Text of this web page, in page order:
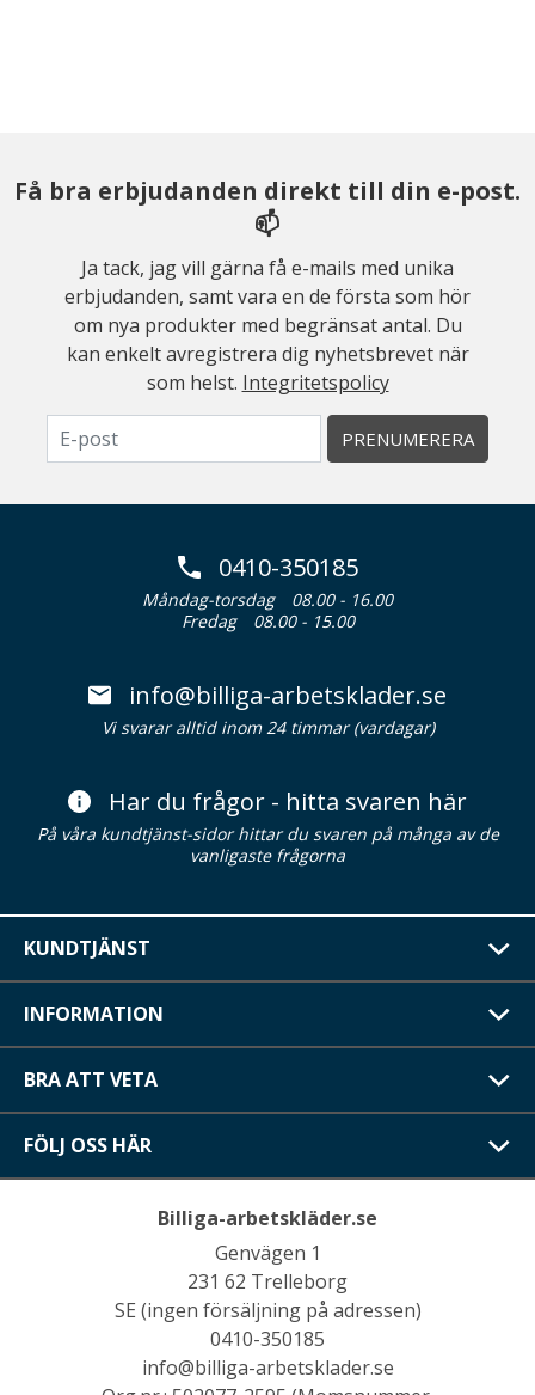
Få bra erbjudanden direkt till din e-post.
📫
Ja tack, jag vill gärna få e-mails med unika
erbjudanden, samt vara en de första som hör
om nya produkter med begränsat antal. Du
kan enkelt avregistrera dig nyhetsbrevet när
som helst. Integritetspolicy
PRENUMERERA
0410-350185
Måndag-torsdag
08.00 - 16.00
Fredag
08.00 - 15.00
info@billiga-arbetsklader.se
Vi svarar alltid inom 24 timmar (vardagar)
Har du frågor - hitta svaren här
På våra kundtjänst-sidor hittar du svaren på många av de
vanligaste frågorna
KUNDTJÄNST
INFORMATION
BRA ATT VETA
FÖLJ OSS HÄR
Billiga-arbetskläder.se
Genvägen 1
231 62 Trelleborg
SE (ingen försäljning på adressen)
0410-350185
info@billiga-arbetsklader.se